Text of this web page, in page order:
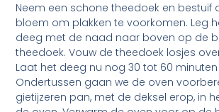
Neem een schone theedoek en bestuif
bloem om plakken te voorkomen. Leg
deeg met de naad naar boven op de
theedoek. Vouw de theedoek losjes
Laat het deeg nu nog 30 tot 60 minuten
Ondertussen gaan we de oven
gietijzeren pan, met de deksel erop, in